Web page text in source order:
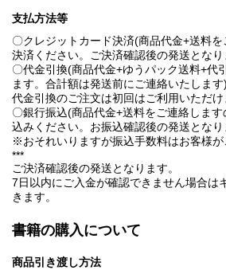
支払方法等
〇クレジットカード決済(商品代金+送料
決済ください。ご決済確認後の発送となり
〇代金引換(商品代金+ゆうパック送料+代
ます。合計額は発送前にご連絡いたします)
代金引換のご注文は初回はご利用いただけ
〇銀行振込(商品代金+送料をご連絡しま
込みください。お振込確認後の発送となり
※おそれいりますが振込手数料はお客様が
***
ご決済確認後の発送となります。
7日以内にご入金が確認できません場合は
きます。
書籍の購入について
商品引き渡し方法